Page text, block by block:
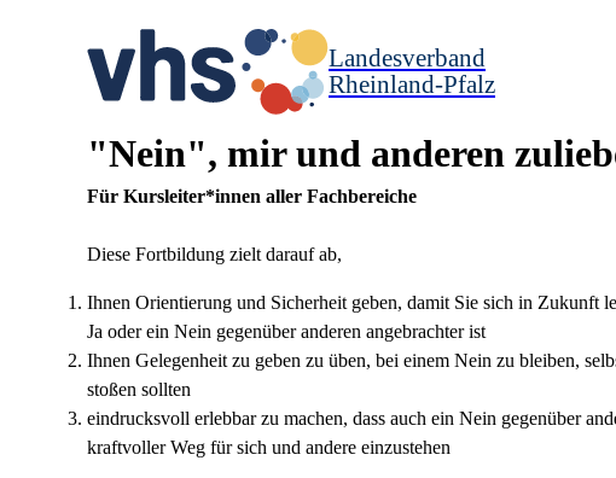
Landesverband
Rheinland-Pfalz
"Nein", mir und anderen
Für Kursleiter*innen aller Fachbereiche
Diese Fortbildung zielt darauf ab,
Ihnen Orientierung und Sicherheit geben, damit Sie sich in Zukunft
Ja oder ein Nein gegenüber anderen angebrachter ist
Ihnen Gelegenheit zu geben zu üben, bei einem Nein zu bleiben,
stoßen sollten
eindrucksvoll erlebbar zu machen, dass auch ein Nein gegenüber
kraftvoller Weg für sich und andere einzustehen